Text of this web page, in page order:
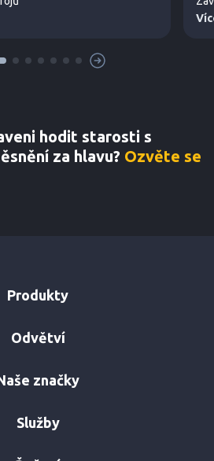
hodit starosti s
za hlavu? Ozvěte se
Produkty
Odvětví
značky
Služby